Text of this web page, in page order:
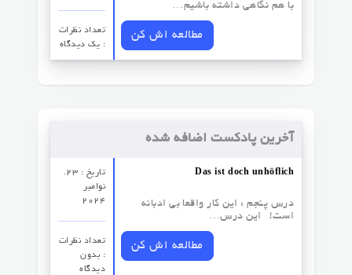
تعداد نظرات‌
: یک دیدگاه
با هم نگاهی داشته باشیم…
مطالعه اش کن
آخرین پادکست اضافه شده
تاریخ : 23.
نوامبر
2024
تعداد نظرات‌
: بدون
دیدگاه
Das ist doch unhöflich
درس پنجم : این کار واقعا بی ادبانه
است! این درس…
مطالعه اش کن